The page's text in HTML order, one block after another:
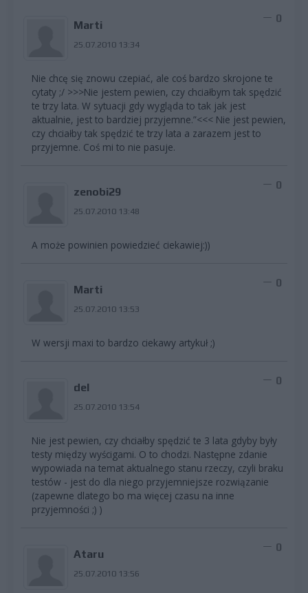
Marti
25.07.2010 13:34
0
Nie chcę się znowu czepiać, ale coś bardzo skrojone te
cytaty ;/ >>>Nie jestem pewien, czy chciałbym tak spędzić
te trzy lata. W sytuacji gdy wygląda to tak jak jest
aktualnie, jest to bardziej przyjemne.”<<< Nie jest pewien,
czy chciałby tak spędzić te trzy lata a zarazem jest to
przyjemne. Coś mi to nie pasuje.
zenobi29
25.07.2010 13:48
0
A może powinien powiedzieć ciekawiej:))
Marti
25.07.2010 13:53
0
W wersji maxi to bardzo ciekawy artykuł ;)
del
25.07.2010 13:54
0
Nie jest pewien, czy chciałby spędzić te 3 lata gdyby były
testy między wyścigami. O to chodzi. Następne zdanie
wypowiada na temat aktualnego stanu rzeczy, czyli braku
testów - jest do dla niego przyjemniejsze rozwiązanie
(zapewne dlatego bo ma więcej czasu na inne
przyjemności ;) )
Ataru
25.07.2010 13:56
0